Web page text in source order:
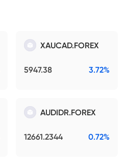
XAUCAD.FOREX
5947.38 3.72%
AUDIDR.FOREX
12661.2344 0.72%